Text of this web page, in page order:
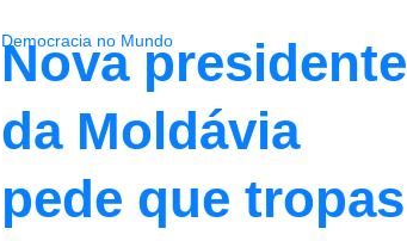
Nova presidente
da Moldávia
pede que tropas
Democracia no Mundo